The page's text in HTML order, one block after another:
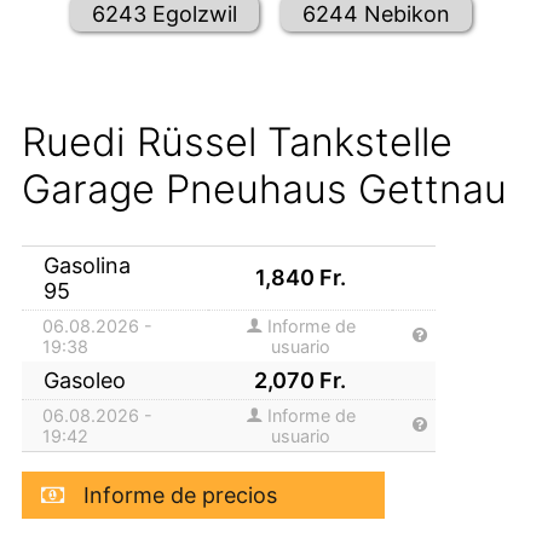
6243 Egolzwil 6244 Nebikon
Ruedi Rüssel Tankstelle
Garage Pneuhaus Gettnau
Gasolina
95
1,840 Fr.
06.08.2026 -
19:38
Informe de
usuario
Gasoleo 2,070 Fr.
06.08.2026 -
19:42
Informe de
usuario
Informe de precios